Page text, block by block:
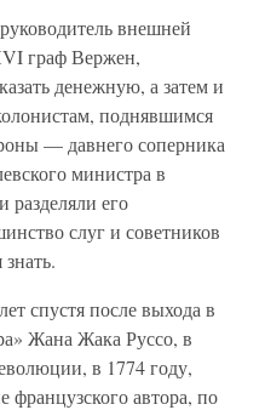
внешней
граф Вержен,
денежную, а затем и
поднявшимся
— давнего соперника
министра в
его
слуг и советников
спустя после выхода в
Жана Жака Руссо, в
в 1774 году,
французского автора, по